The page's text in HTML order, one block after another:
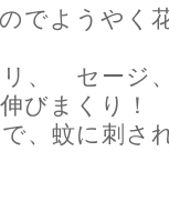
でようやく
、 セージ
びまくり！
、蚊に刺さ